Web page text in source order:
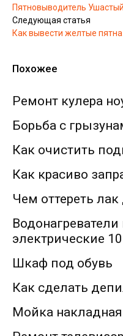
Пятновыводитель
Следующая статья
Как вывести желтые
Похожее
Ремонт кулера
Борьба с
Как очистить
Как красиво
Чем оттереть лак
электрические
Шкаф под обувь
Как сделать
Мойка накладная